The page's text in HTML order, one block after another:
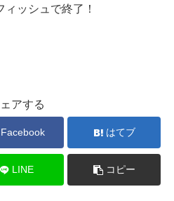
ッシュで終了！
アする
Facebook はてブ
LINE コピー